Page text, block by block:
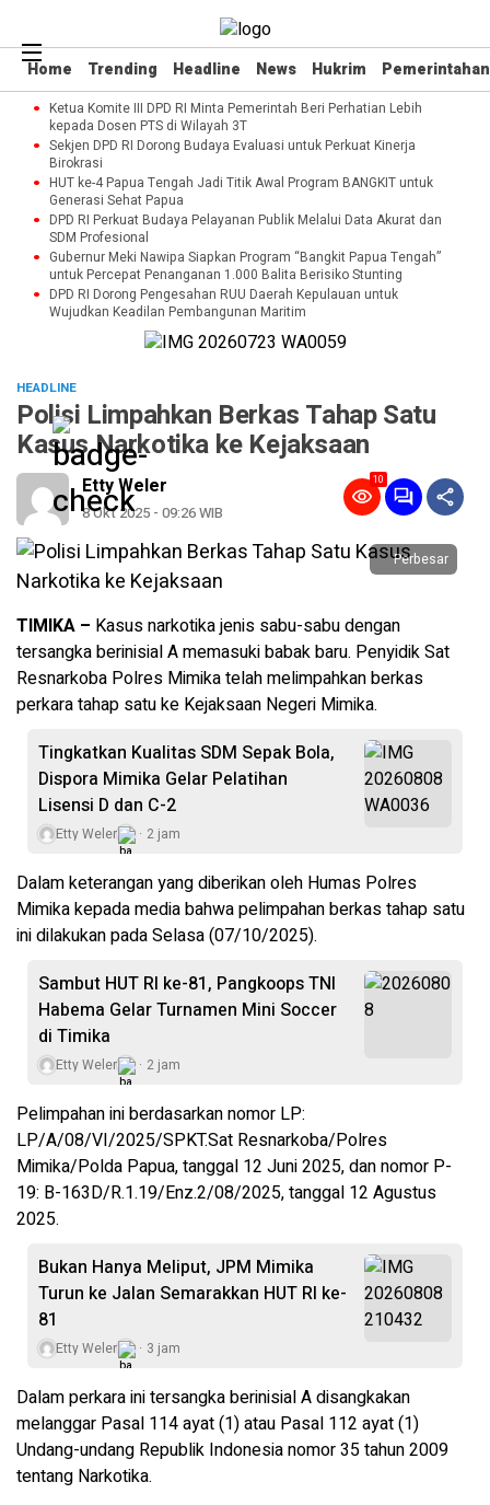
Home Trending Headline News Hukrim Pemerintahan
Ketua Komite III DPD RI Minta Pemerintah Beri Perhatian Lebih
kepada Dosen PTS di Wilayah 3T
Sekjen DPD RI Dorong Budaya Evaluasi untuk Perkuat Kinerja
Birokrasi
HUT ke-4 Papua Tengah Jadi Titik Awal Program BANGKIT untuk
Generasi Sehat Papua
DPD RI Perkuat Budaya Pelayanan Publik Melalui Data Akurat dan
SDM Profesional
Gubernur Meki Nawipa Siapkan Program “Bangkit Papua Tengah”
untuk Percepat Penanganan 1.000 Balita Berisiko Stunting
DPD RI Dorong Pengesahan RUU Daerah Kepulauan untuk
Wujudkan Keadilan Pembangunan Maritim
HEADLINE
Polisi Limpahkan Berkas Tahap Satu
Kasus Narkotika ke Kejaksaan
Etty Weler
8 Okt 2025 - 09:26 WIB
10
Perbesar
TIMIKA – Kasus narkotika jenis sabu-sabu dengan
tersangka berinisial A memasuki babak baru. Penyidik Sat
Resnarkoba Polres Mimika telah melimpahkan berkas
perkara tahap satu ke Kejaksaan Negeri Mimika.
Tingkatkan Kualitas SDM Sepak Bola,
Dispora Mimika Gelar Pelatihan
Lisensi D dan C-2
Etty Weler 2 jam
Dalam keterangan yang diberikan oleh Humas Polres
Mimika kepada media bahwa pelimpahan berkas tahap satu
ini dilakukan pada Selasa (07/10/2025).
Sambut HUT RI ke-81, Pangkoops TNI
Habema Gelar Turnamen Mini Soccer
di Timika
Etty Weler 2 jam
Pelimpahan ini berdasarkan nomor LP:
LP/A/08/VI/2025/SPKT.Sat Resnarkoba/Polres
Mimika/Polda Papua, tanggal 12 Juni 2025, dan nomor P-
19: B-163D/R.1.19/Enz.2/08/2025, tanggal 12 Agustus
2025.
Bukan Hanya Meliput, JPM Mimika
Turun ke Jalan Semarakkan HUT RI ke-
81
Etty Weler 3 jam
Dalam perkara ini tersangka berinisial A disangkakan
melanggar Pasal 114 ayat (1) atau Pasal 112 ayat (1)
Undang-undang Republik Indonesia nomor 35 tahun 2009
tentang Narkotika.